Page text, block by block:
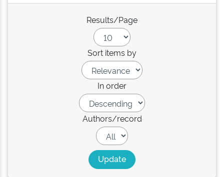
Results/Page
Sort items by
In order
Authors/record